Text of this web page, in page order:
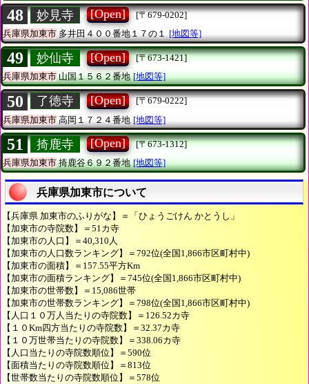
48 妙見寺 [Open]
[〒679-0202]
兵庫県加東市多井田４００番地１７の１ [地図等]
49 妙仙寺 [Open]
[〒673-1421]
兵庫県加東市山国１５６２番地 [地図等]
50 了徳寺 [Open]
[〒679-0222]
兵庫県加東市 高岡１７２４番地 [地図等]
51 掎鹿寺 [Open]
[〒673-1312]
兵庫県加東市掎鹿谷６９２番地 [地図等]
兵庫県加東市について
【兵庫県 加東市のふりがな】＝「ひょうごけん かとうし」
【加東市の寺院数】＝51カ寺
【加東市の人口】＝40,310人
【加東市の人口数ランキング】＝792位(全国1,866市区町村中)
【加東市の面積】＝157.55平方Km
【加東市の面積ランキング】＝745位(全国1,866市区町村中)
【加東市の世帯数】＝15,086世帯
【加東市の世帯数ランキング】＝798位(全国1,866市区町村中)
【人口１０万人当たりの寺院数】＝126.52カ寺
【１０Km四方当たりの寺院数】＝32.37カ寺
【１０万世帯当たりの寺院数】＝338.06カ寺
【人口当たりの寺院数順位】＝590位
【面積当たりの寺院数順位】＝813位
【世帯数当たりの寺院数順位】＝578位